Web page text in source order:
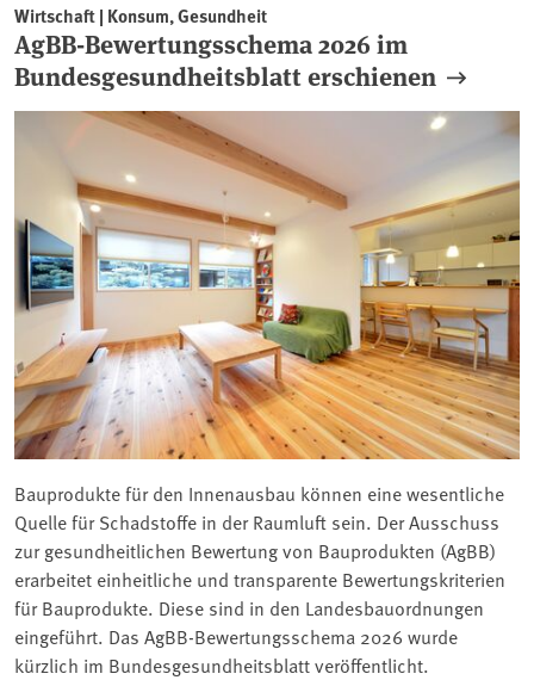
Wirtschaft | Konsum, Gesundheit
AgBB-Bewertungsschema 2026 im
Bundesgesundheitsblatt erschienen
Bauprodukte für den Innenausbau können eine wesentliche
Quelle für Schadstoffe in der Raumluft sein. Der Ausschuss
zur gesundheitlichen Bewertung von Bauprodukten (AgBB)
erarbeitet einheitliche und transparente Bewertungskriterien
für Bauprodukte. Diese sind in den Landesbauordnungen
eingeführt. Das AgBB-Bewertungsschema 2026 wurde
kürzlich im Bundesgesundheitsblatt veröffentlicht.